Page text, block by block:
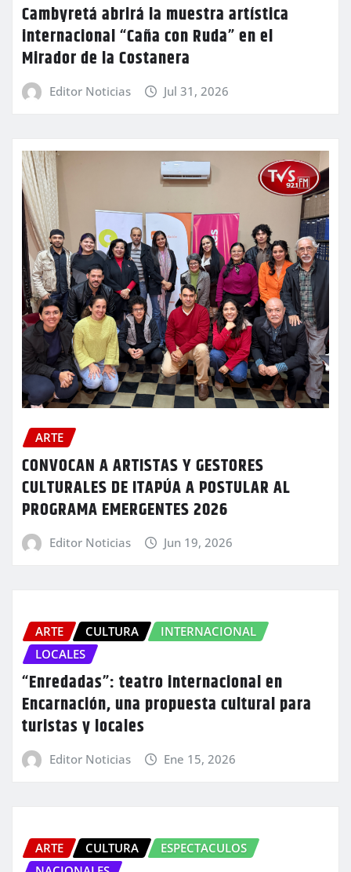
Cambyretá abrirá la muestra artística
internacional “Caña con Ruda” en el
Mirador de la Costanera
Editor Noticias Jul 31, 2026
ARTE
CONVOCAN A ARTISTAS Y GESTORES
CULTURALES DE ITAPÚA A POSTULAR AL
PROGRAMA EMERGENTES 2026
Editor Noticias Jun 19, 2026
ARTE CULTURA
INTERNACIONAL
LOCALES
“Enredadas”: teatro internacional en
Encarnación, una propuesta cultural para
turistas y locales
Editor Noticias Ene 15, 2026
ARTE CULTURA
ESPECTACULOS